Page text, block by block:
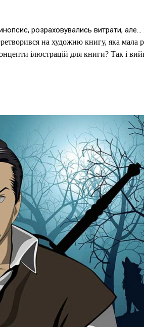
розраховувались витрати, але…
на художню книгу, яка мала
ілюстрацій для книги? Так і